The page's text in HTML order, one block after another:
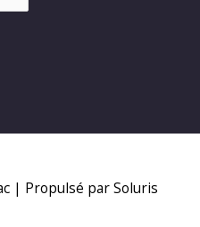
| Propulsé par Soluris